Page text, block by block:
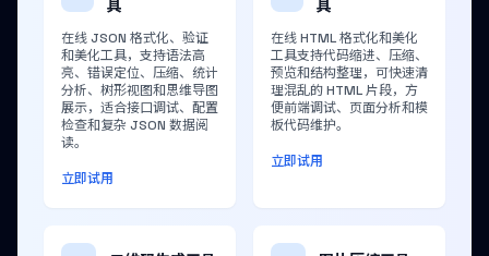
具
在线 JSON 格式化、验证
和美化工具，支持语法高
亮、错误定位、压缩、统计
分析、树形视图和思维导图
展示，适合接口调试、配置
检查和复杂 JSON 数据阅
读。
立即试用
具
在线 HTML 格式化和美化
工具支持代码缩进、压缩、
预览和结构整理，可快速清
理混乱的 HTML 片段，方
便前端调试、页面分析和模
板代码维护。
立即试用